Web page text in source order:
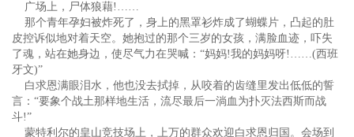
广场上，尸体狼藉!……
那个青年孕妇被炸死了，身上的黑罩衫炸成了蝴蝶片，凸起的肚
皮控诉似地对着天空。她抱过的那个三岁的女孩，满脸血迹，吓失
了魂，站在她身边，使尽气力在哭喊：“妈妈!我的妈妈呀!……(西班
牙文)”
白求恩满眼泪水，他也没去拭掉，从咬着的齿缝里发出低低的誓
言：“要象个战土那样地生活，流尽最后一淌血为扑灭法西斯而战
斗!”
蒙特利尔的皇山竞技场上，上万的群众欢迎白求恩归国。会场到